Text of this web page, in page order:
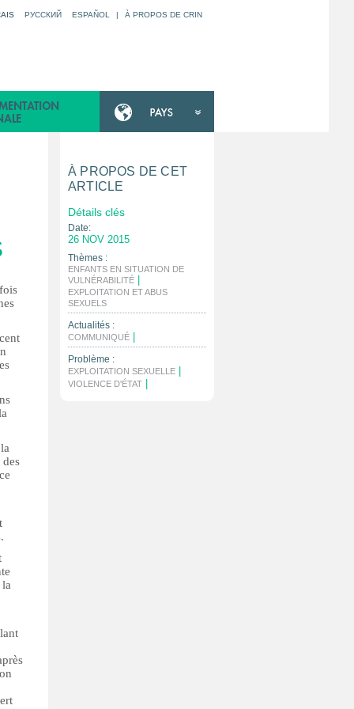
РУССКИЙ ESPAÑOL | À PROPOS DE CRIN
À PROPOS DE CET
ARTICLE
Détails clés
Date:
26 NOV 2015
Thèmes :
ENFANTS EN SITUATION DE
VULNÉRABILITÉ
EXPLOITATION ET ABUS
SEXUELS
Actualités :
COMMUNIQUÉ
Problème :
EXPLOITATION SEXUELLE
VIOLENCE D'ÉTAT